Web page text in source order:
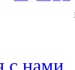
с нами